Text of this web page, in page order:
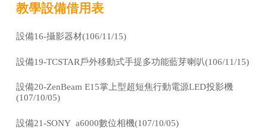
教學設備借用表
設備16-攝影器材(106/11/15)
設備19-TCSTAR戶外移動式手提多功能藍芽喇叭(106/11/15)
設備20-ZenBeam E15掌上型超短焦行動電源LED投影機
(107/10/05)
設備21-SONY a6000數位相機(107/10/05)